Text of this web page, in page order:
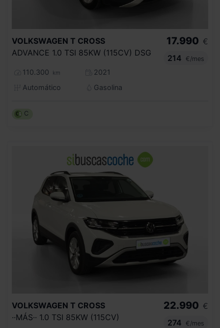
VOLKSWAGEN T CROSS
ADVANCE 1.0 TSI 85KW (115CV) DSG
110.300 km
2021
Automático
Gasolina
17.990 €
214
€/mes
C
VOLKSWAGEN T CROSS
··MÁS·· 1.0 TSI 85KW (115CV)
22.990 €
274
€/mes